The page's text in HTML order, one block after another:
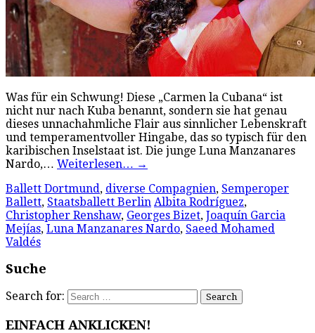
Was für ein Schwung! Diese „Carmen la Cubana“ ist
nicht nur nach Kuba benannt, sondern sie hat genau
dieses unnachahmliche Flair aus sinnlicher Lebenskraft
und temperamentvoller Hingabe, das so typisch für den
karibischen Inselstaat ist. Die junge Luna Manzanares
Nardo,… Weiterlesen… →
Ballett Dortmund, diverse Compagnien, Semperoper
Ballett, Staatsballett Berlin Albita Rodríguez,
Christopher Renshaw, Georges Bizet, Joaquín Garcia
Mejías, Luna Manzanares Nardo, Saeed Mohamed
Valdés
Suche
Search for:
EINFACH ANKLICKEN!